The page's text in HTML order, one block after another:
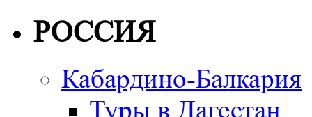
РОССИЯ
Кабардино-Балкария
Туры в Дагестан